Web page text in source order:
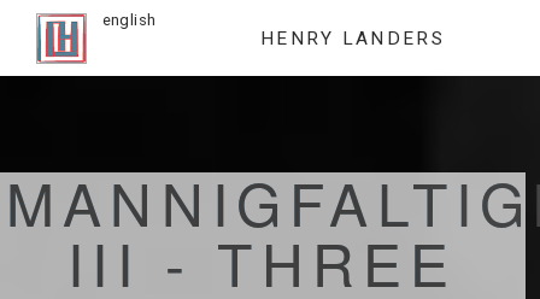
english
HENRY LANDERS
III - THREE